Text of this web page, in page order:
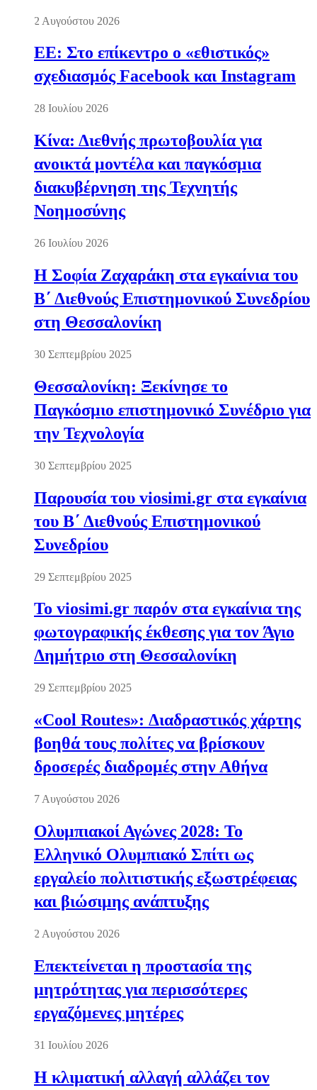
2 Αυγούστου 2026
ΕΕ: Στο επίκεντρο ο «εθιστικός»
σχεδιασμός Facebook και Instagram
28 Ιουλίου 2026
Κίνα: Διεθνής πρωτοβουλία για
ανοικτά μοντέλα και παγκόσμια
διακυβέρνηση της Τεχνητής
Νοημοσύνης
26 Ιουλίου 2026
Η Σοφία Ζαχαράκη στα εγκαίνια του
Β΄ Διεθνούς Επιστημονικού Συνεδρίου
στη Θεσσαλονίκη
30 Σεπτεμβρίου 2025
Θεσσαλονίκη: Ξεκίνησε το
Παγκόσμιο επιστημονικό Συνέδριο για
την Τεχνολογία
30 Σεπτεμβρίου 2025
Παρουσία του viosimi.gr στα εγκαίνια
του Β΄ Διεθνούς Επιστημονικού
Συνεδρίου
29 Σεπτεμβρίου 2025
Το viosimi.gr παρόν στα εγκαίνια της
φωτογραφικής έκθεσης για τον Άγιο
Δημήτριο στη Θεσσαλονίκη
29 Σεπτεμβρίου 2025
«Cool Routes»: Διαδραστικός χάρτης
βοηθά τους πολίτες να βρίσκουν
δροσερές διαδρομές στην Αθήνα
7 Αυγούστου 2026
Ολυμπιακοί Αγώνες 2028: Το
Ελληνικό Ολυμπιακό Σπίτι ως
εργαλείο πολιτιστικής εξωστρέφειας
και βιώσιμης ανάπτυξης
2 Αυγούστου 2026
Επεκτείνεται η προστασία της
μητρότητας για περισσότερες
εργαζόμενες μητέρες
31 Ιουλίου 2026
Η κλιματική αλλαγή αλλάζει τον